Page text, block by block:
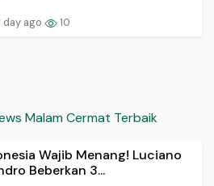
day ago 10
Malam Cermat Terbaik
Wajib Menang! Luciano
Beberkan 3...